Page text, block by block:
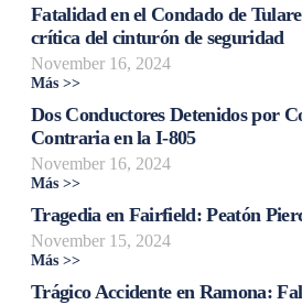
Fatalidad en el Condado de
crítica del cinturón de seguridad
November 16, 2024
Más >>
Dos Conductores Detenidos por
Contraria en la I-805
November 16, 2024
Más >>
Tragedia en Fairfield: Peatón
November 15, 2024
Más >>
Trágico Accidente en Ramona: